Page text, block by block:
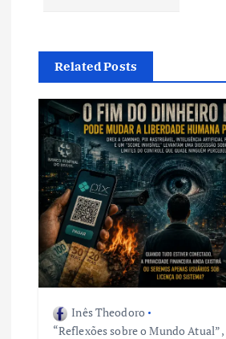
ã
o
d
e
P
o
s
Related Posts
Inês Theodoro
“Reflexões sobre o Mundo Atual”,